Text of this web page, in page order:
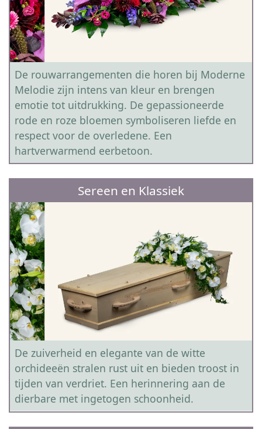
De rouwarrangementen die horen bij Moderne
Melodie zijn intens van kleur en brengen
emotie tot uitdrukking. De gepassioneerde
rode en roze bloemen symboliseren liefde en
respect voor de overledene. Een
hartverwarmend eerbetoon.
Sereen en Klassiek
De zuiverheid en elegante van de witte
orchideeën stralen rust uit en bieden troost in
tijden van verdriet. Een herinnering aan de
dierbare met ingetogen schoonheid.